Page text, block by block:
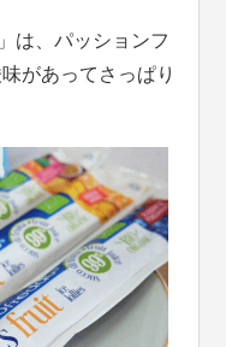
は、パッションフ
があってさっぱり